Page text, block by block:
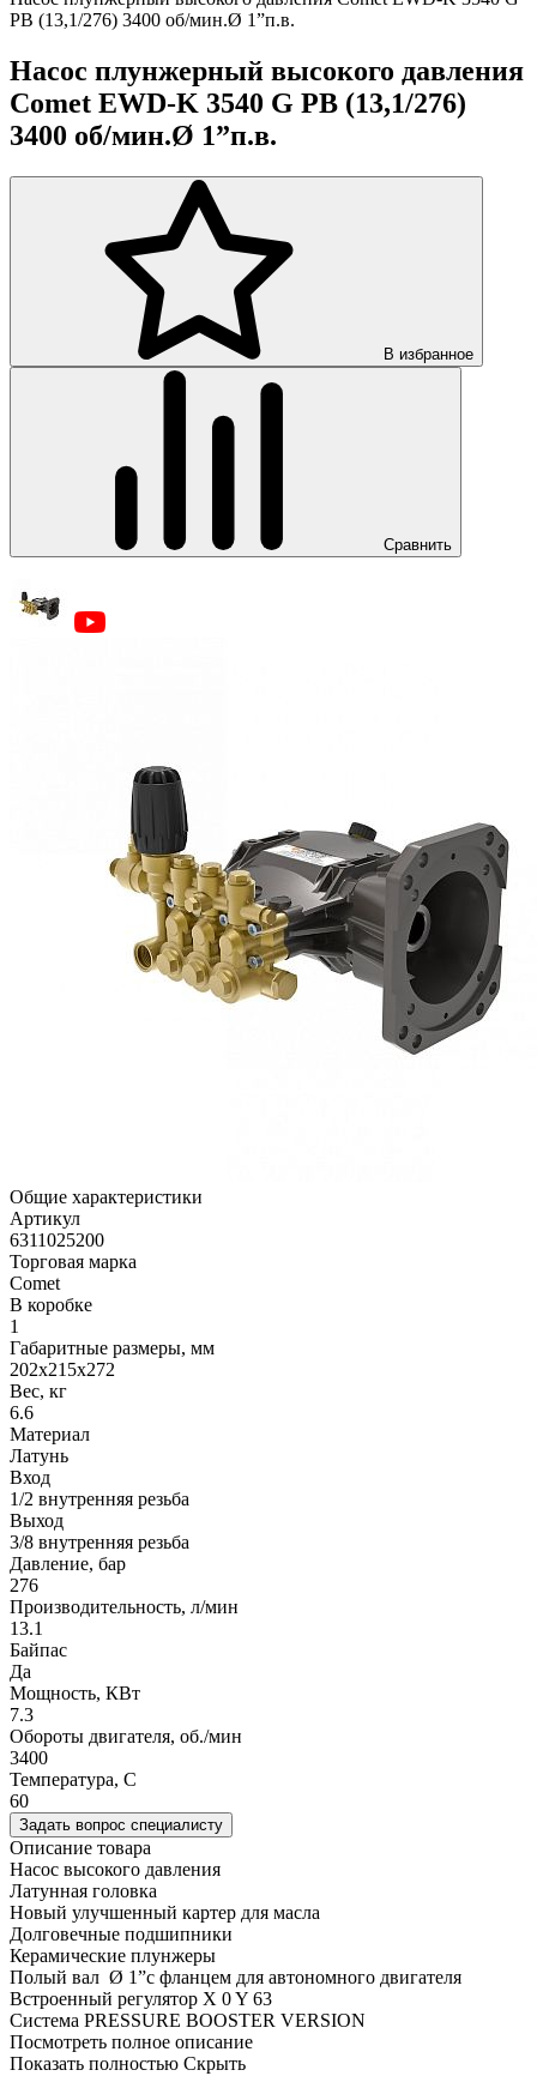
PB (13,1/276) 3400 об/мин.Ø 1”п.в.
Насос плунжерный высокого давления
Comet EWD-K 3540 G PB (13,1/276)
3400 об/мин.Ø 1”п.в.
В избранное
Сравнить
Общие характеристики
Артикул
6311025200
Торговая марка
Comet
В коробке
1
Габаритные размеры, мм
202x215x272
Вес, кг
6.6
Материал
Латунь
Вход
1/2 внутренняя резьба
Выход
3/8 внутренняя резьба
Давление, бар
276
Производительность, л/мин
13.1
Байпас
Да
Мощность, КВт
7.3
Обороты двигателя, об./мин
3400
Температура, C
60
Задать вопрос специалисту
Описание товара
Насос высокого давления
Латунная головка
Новый улучшенный картер для масла
Долговечные подшипники
Керамические плунжеры
Полый вал Ø 1”с фланцем для автономного двигателя
Встроенный регулятор X 0 Y 63
Система PRESSURE BOOSTER VERSION
Посмотреть полное описание
Показать полностью Скрыть